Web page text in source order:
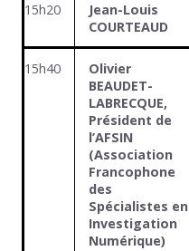
15h20
Jean-Louis
COURTEAUD
15h40
Olivier
BEAUDET-
LABRECQUE,
Président de
l’AFSIN
(Association
Francophone
des
Spécialistes en
Investigation
Numérique)